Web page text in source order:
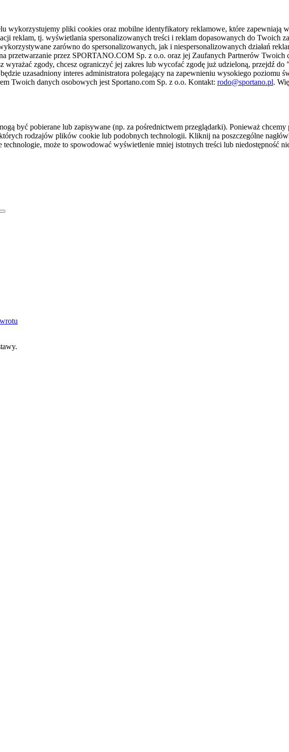
wykorzystujemy pliki cookies oraz mobilne identyfikatory reklamowe, które zapewniają
reklam, tj. wyświetlania spersonalizowanych treści i reklam dopasowanych do Twoich
zarówno do spersonalizowanych, jak i niespersonalizowanych działań
przetwarzanie przez SPORTANO.COM Sp. z o.o. oraz jej Zaufanych Partnerów Twoich
wyrażać zgody, chcesz ograniczyć jej zakres lub wycofać zgodę już udzieloną, przejdź
uzasadniony interes administratora polegający na zapewnieniu wysokiego poziomu
Twoich danych osobowych jest Sportano.com Sp. z o.o. Kontakt: rodo@sportano.pl.
być pobierane lub zapisywane (np. za pośrednictwem przeglądarki). Ponieważ
rodzajów plików cookie lub podobnych technologii. Kliknij na poszczególne
może to spowodować wyświetlenie mniej istotnych treści lub niedostępność